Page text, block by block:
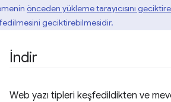
önceden yükleme tarayıcısını
geciktirebilmesidir.
İndir
Web yazı tipleri keşfedildikten ve